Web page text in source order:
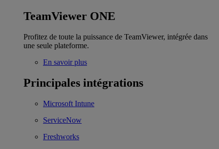
TeamViewer ONE
Profitez de toute la puissance de TeamViewer, intégrée dans
une seule plateforme.
En savoir plus
Principales intégrations
Microsoft Intune
ServiceNow
Freshworks